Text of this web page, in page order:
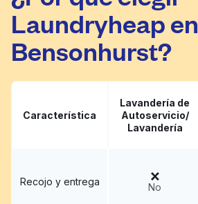
Laundryheap en
Bensonhurst?
Característica
Lavandería de
Autoservicio/
Lavandería
Recojo y entrega No